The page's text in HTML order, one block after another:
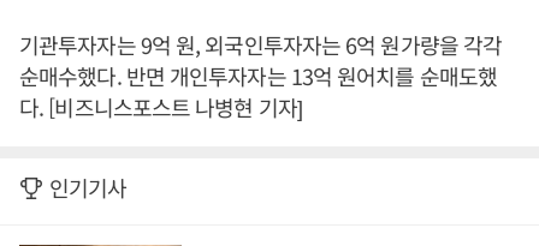
기관투자자는 9억 원, 외국인투자자는 6억 원가량을 각각
순매수했다. 반면 개인투자자는 13억 원어치를 순매도했
다. [비즈니스포스트 나병현 기자]
인기기사